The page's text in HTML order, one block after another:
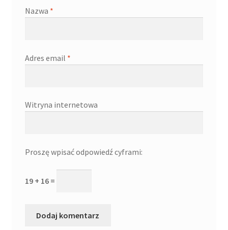
Nazwa *
Adres email *
Witryna internetowa
Proszę wpisać odpowiedź cyframi:
19 + 16 =